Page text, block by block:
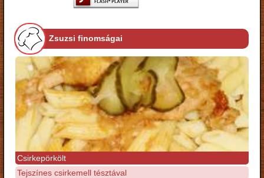
Zsuzsi finomságai
Csirkepörkölt
Tejszínes csirkemell tésztával